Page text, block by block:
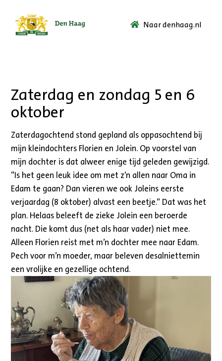
Ga
Naar denhaag.nl
Zaterdag en zondag 5 en 6
oktober
Zaterdagochtend stond gepland als oppasochtend bij
mijn kleindochters Florien en Jolein. Op voorstel van
mijn dochter is dat alweer enige tijd geleden gewijzigd.
“Is het geen leuk idee om met z’n allen naar Oma in
Edam te gaan? Dan vieren we ook Joleins eerste
verjaardag (8 oktober) alvast een beetje.” Dat was het
plan. Helaas beleeft de zieke Jolein een beroerde
nacht. Die komt dus (net als haar vader) niet mee.
Alleen Florien reist met m’n dochter mee naar Edam.
Pech voor m’n moeder, maar beleven desalniettemin
een vrolijke en gezellige ochtend.